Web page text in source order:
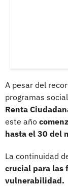
A pesar del
programas
Renta
este año
hasta el 30 del
La continuidad
crucial para las
vulnerabilidad.